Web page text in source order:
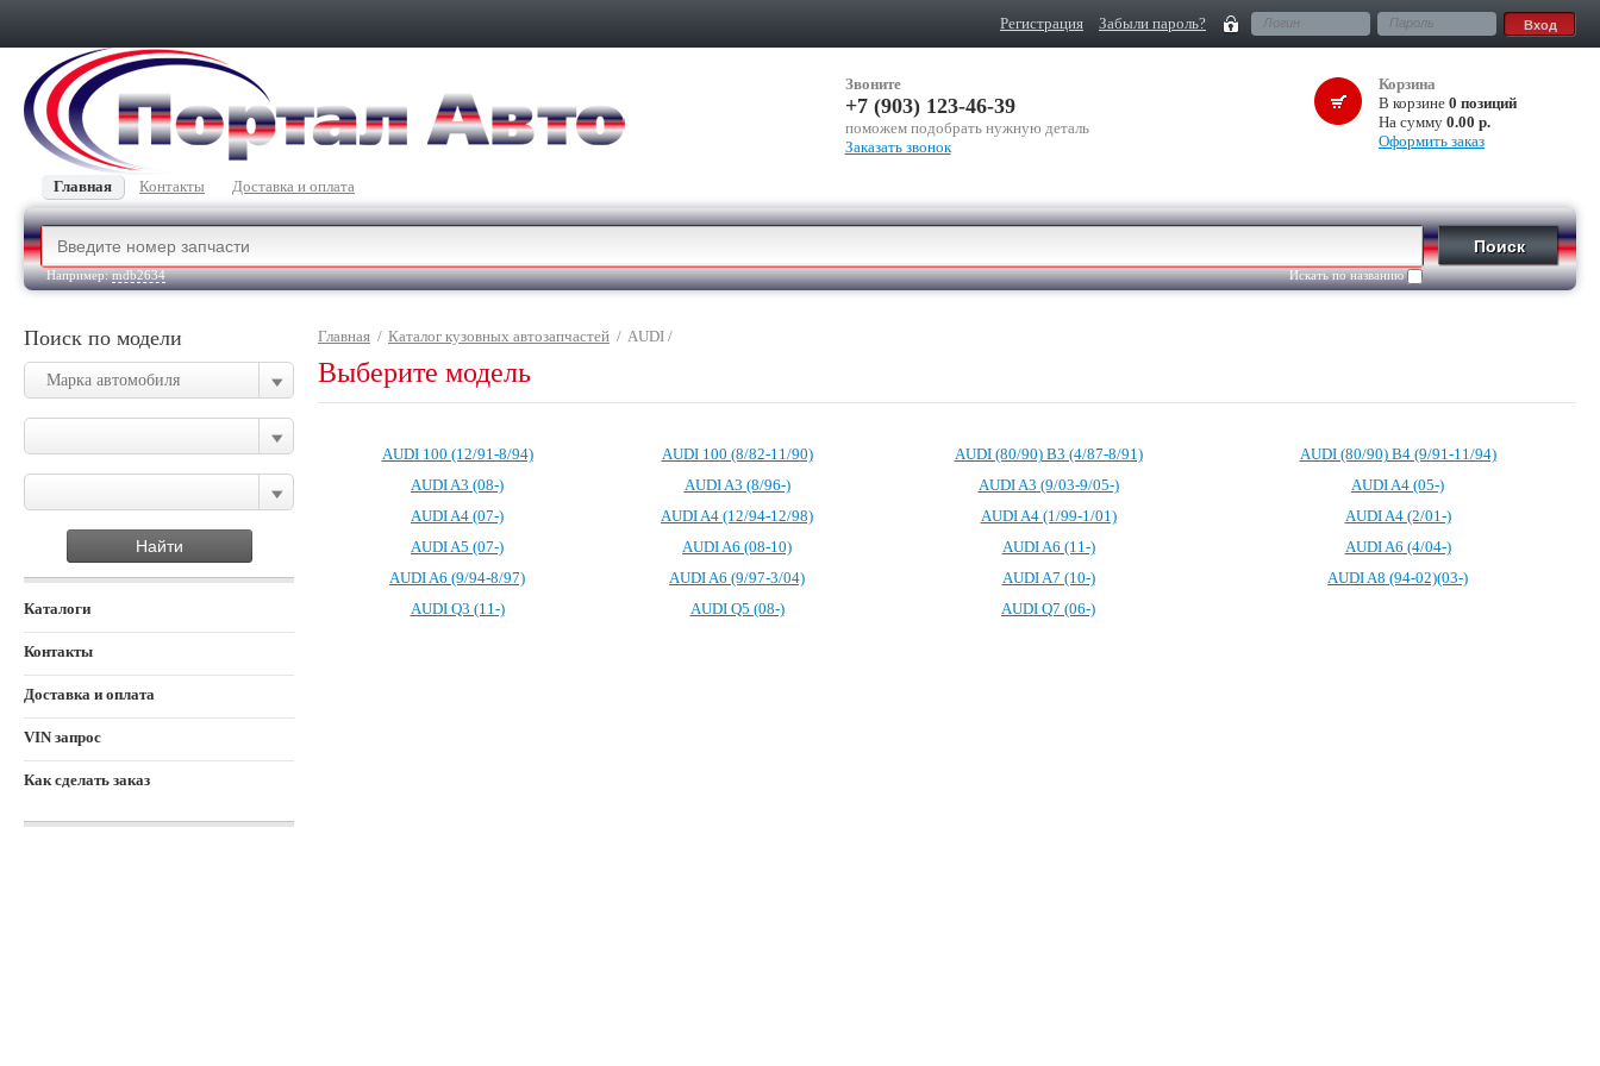
Регистрация Забыли пароль?
Корзина
В корзине 0 позиций
На сумму 0.00 р.
Оформить заказ
Звоните
+7 (903) 123-46-39
поможем подобрать нужную деталь
Заказать звонок
Главная Контакты Доставка и оплата
Например:mdb2634 Искать по названию
Поиск по модели
Марка автомобиля
Каталоги
Контакты
Доставка и оплата
VIN запрос
Как сделать заказ
Главная / Каталог кузовных автозапчастей / AUDI /
Выберите модель
AUDI 100 (12/91-8/94) AUDI 100 (8/82-11/90) AUDI (80/90) B3 (4/87-8/91)
AUDI (80/90) B4 (9/91-11/94)
AUDI A3 (08-)
AUDI A3 (8/96-) AUDI A3 (9/03-9/05-)
AUDI A4 (05-)
AUDI A4 (07-)
AUDI A4 (12/94-12/98) AUDI A4 (1/99-1/01)
AUDI A4 (2/01-)
AUDI A5 (07-)
AUDI A6 (08-10) AUDI A6 (11-)
AUDI A6 (4/04-)
AUDI A6 (9/94-8/97)
AUDI A6 (9/97-3/04) AUDI A7 (10-)
AUDI A8 (94-02)(03-)
AUDI Q3 (11-)
AUDI Q5 (08-) AUDI Q7 (06-)